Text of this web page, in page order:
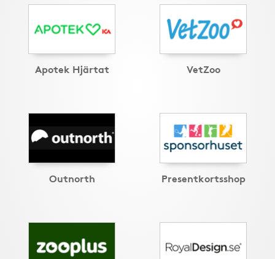
Apotek Hjärtat VetZoo
Outnorth Presentkortsshop